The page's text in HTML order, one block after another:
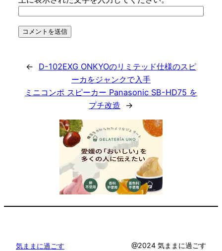
←
D-102EXG ONKYOのリミテッド仕様のスピ
ーカをジャンクで入手
ミニコンポ スピーカー Panasonic SB-HD75 を
プチ改造
→
気ままに過ごす @2024 気ままに過ごす